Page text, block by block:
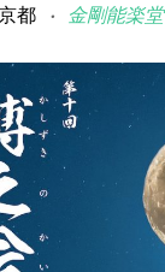
都 金剛能楽堂